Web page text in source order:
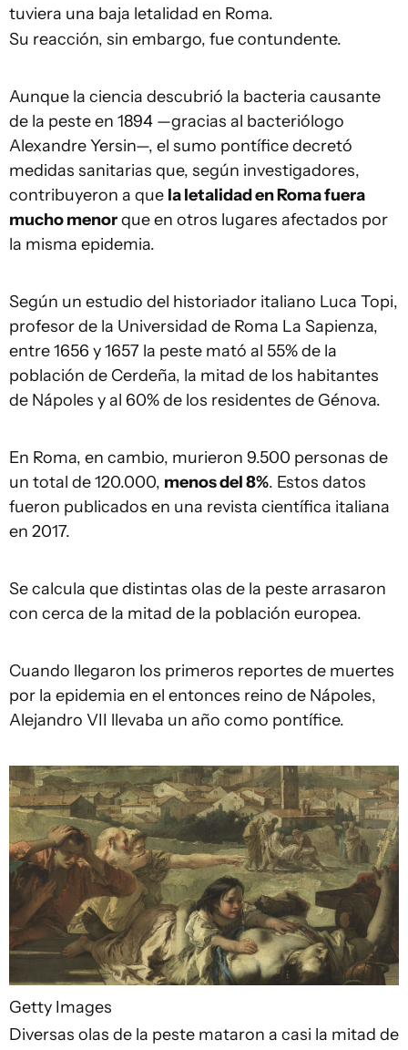
tuviera una baja letalidad en Roma.
Su reacción, sin embargo, fue contundente.
Aunque la ciencia descubrió la bacteria causante
de la peste en 1894 —gracias al bacteriólogo
Alexandre Yersin—, el sumo pontífice decretó
medidas sanitarias que, según investigadores,
contribuyeron a que la letalidad en Roma fuera
mucho menorque en otros lugares afectados por
la misma epidemia.
Según un estudio del historiador italiano Luca Topi,
profesor de la Universidad de Roma La Sapienza,
entre 1656 y 1657 la peste mató al 55% de la
población de Cerdeña, la mitad de los habitantes
de Nápoles y al 60% de los residentes de Génova.
En Roma, en cambio, murieron 9.500 personas de
un total de 120.000, menos del 8%. Estos datos
fueron publicados en una revista científica italiana
en 2017.
Se calcula que distintas olas de la peste arrasaron
con cerca de la mitad de la población europea.
Cuando llegaron los primeros reportes de muertes
por la epidemia en el entonces reino de Nápoles,
Alejandro VII llevaba un año como pontífice.
Getty Images
Diversas olas de la peste mataron a casi la mitad de